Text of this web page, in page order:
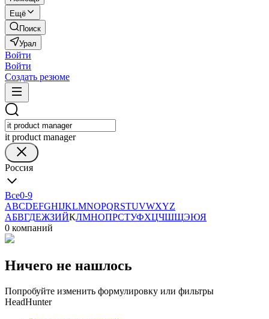
Ещё
Поиск
Урал
Войти
Войти
Создать резюме
it product manager
Россия
Все0-9
ABCDEFGHIJKLMNOPQRSTUVWXYZ
АБВГДЕЖЗИЙКЛМНОПРСТУФХЦЧШЩЭЮЯ
0 компаний
Ничего не нашлось
Попробуйте изменить формулировку или фильтры
HeadHunter